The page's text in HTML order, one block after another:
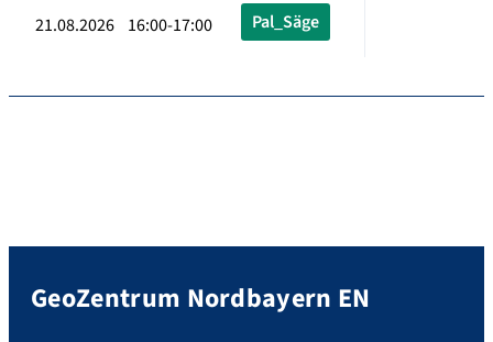
21.08.2026 16:00-17:00 Pal_Säge
GeoZentrum Nordbayern EN